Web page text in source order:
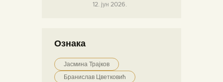
12. јун 2026.
Ознака
Јасмина Трајков
Бранислав Цветковић